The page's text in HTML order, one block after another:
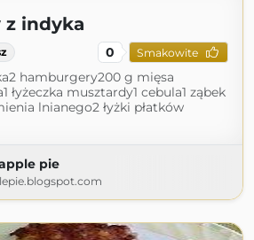
z indyka
0 Smakowite
hamburgery200 g mięsa
łyżeczka musztardy1 cebula1 ząbek
lnianego2 łyżki płatków
pie